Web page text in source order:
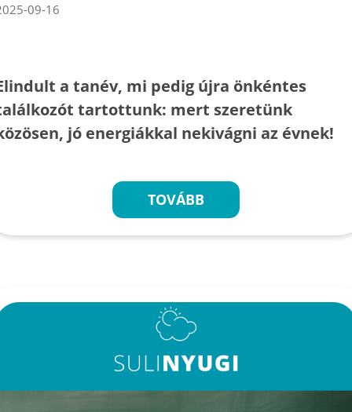
09-16
a tanév, mi pedig újra önkéntes
tartottunk: mert szeretünk
jó energiákkal nekivágni az évnek!
TOVÁBB